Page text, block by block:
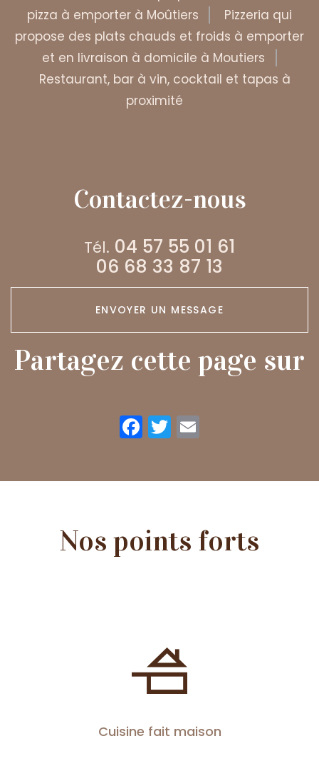
pizza à emporter à Moûtiers
Pizzeria qui
propose des plats chauds et froids à emporter
et en livraison à domicile à Moutiers
Restaurant, bar à vin, cocktail et tapas à
proximité
Contactez-nous
Tél. 04 57 55 01 61
06 68 33 87 13
ENVOYER UN MESSAGE
Partagez cette page sur
Facebook
Twitter
Nos points forts
Cuisine fait maison